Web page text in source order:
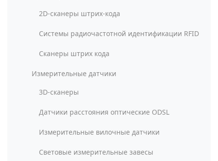
2D-сканеры штрих-кода
Системы радиочастотной идентификации RFID
Сканеры штрих кода
Измерительные датчики
3D-сканеры
Датчики расстояния оптические ODSL
Измерительные вилочные датчики
Световые измерительные завесы